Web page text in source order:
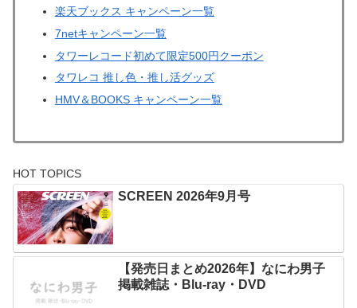
楽天ブックス キャンペーン一覧
7netキャンペーン一覧
タワーレコード初めて限定500円クーポン
タワレコ 推し色・推し活グッズ
HMV＆BOOKS キャンペーン一覧
HOT TOPICS
SCREEN 2026年9月号
【発売日まとめ2026年】なにわ男子
掲載雑誌・Blu-ray・DVD